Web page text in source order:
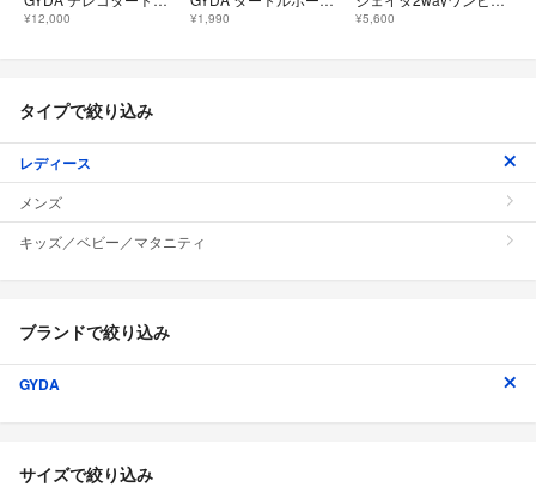
¥12,000 ¥1,990 ¥5,600
タイプで絞り込み
レディース
メンズ
キッズ／ベビー／マタニティ
ブランドで絞り込み
GYDA
サイズで絞り込み